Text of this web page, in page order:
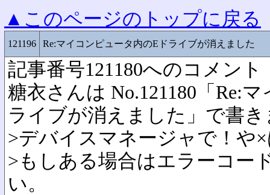
▲このページのトップに戻る
121196 Re:マイコンピュータ内のEドライブが消えました
記事番号121180へのコメント
糖衣さんは No.121180「Re:
ライブが消えました」で書
>デバイスマネージャで！や
>もしある場合はエラーコー
い。